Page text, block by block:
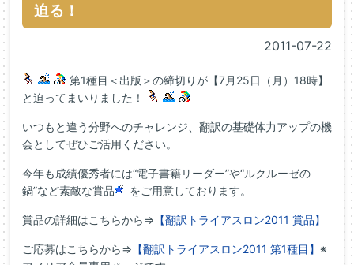
迫る！
2011-07-22
第1種目＜出版＞の締切りが【7月25日（月）18時】
と迫ってまいりました！
いつもと違う分野へのチャレンジ、翻訳の基礎体力アップの機
会としてぜひご活用ください。
今年も成績優秀者には“電子書籍リーダー”や“ルクルーゼの
鍋”など素敵な賞品
をご用意しております。
賞品の詳細はこちらから⇒ 【翻訳トライアスロン2011 賞品】
ご応募はこちらから⇒ 【翻訳トライアスロン2011 第1種目】 ※